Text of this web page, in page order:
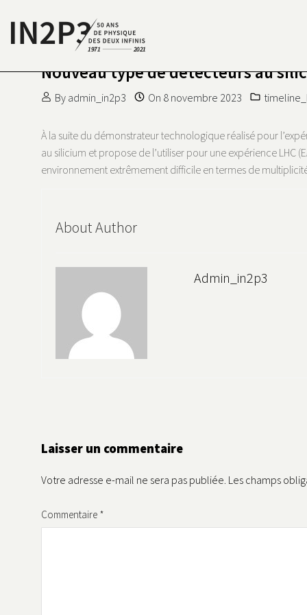
Skip to content
50 ANS DE PHYSIQUE
DEUX INFINISNouveau type de détecteurs au
By admin_in2p3 On 8 novembre 2023
À la suite du démonstrateur technologique réalisé pour
au silicium et propose de l’utiliser pour une expérience LHC
environnement extrêmement difficile en termes de
About Author
Admin_in2p3
Laisser un commentaire
Votre adresse e-mail ne sera pas publiée. Les champs
Commentaire *